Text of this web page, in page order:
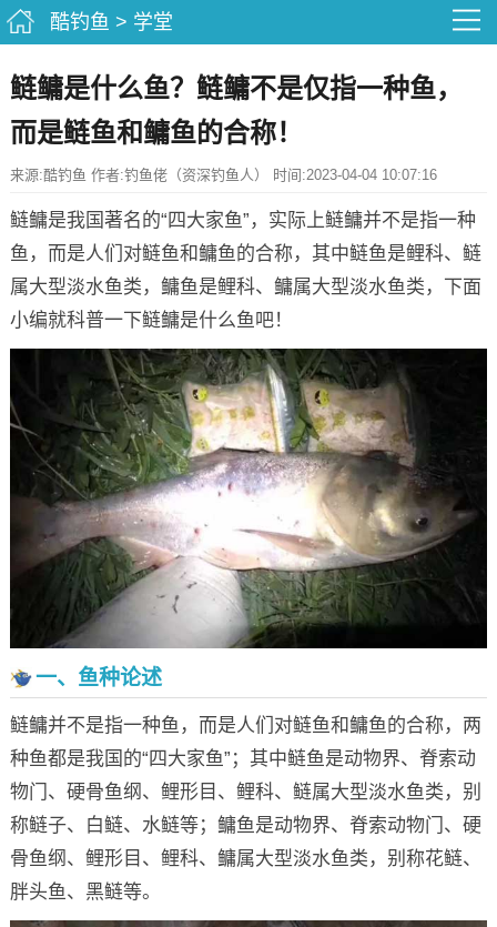
酷钓鱼 > 学堂
鲢鳙是什么鱼？鲢鳙不是仅指一种鱼，
而是鲢鱼和鳙鱼的合称！
来源:酷钓鱼 作者:钓鱼佬（资深钓鱼人） 时间:2023-04-04 10:07:16
鲢鳙是我国著名的“四大家鱼”，实际上鲢鳙并不是指一种
鱼，而是人们对鲢鱼和鳙鱼的合称，其中鲢鱼是鲤科、鲢
属大型淡水鱼类，鳙鱼是鲤科、鳙属大型淡水鱼类，下面
小编就科普一下鲢鳙是什么鱼吧！
一、鱼种论述
鲢鳙并不是指一种鱼，而是人们对鲢鱼和鳙鱼的合称，两
种鱼都是我国的“四大家鱼”；其中鲢鱼是动物界、脊索动
物门、硬骨鱼纲、鲤形目、鲤科、鲢属大型淡水鱼类，别
称鲢子、白鲢、水鲢等；鳙鱼是动物界、脊索动物门、硬
骨鱼纲、鲤形目、鲤科、鳙属大型淡水鱼类，别称花鲢、
胖头鱼、黑鲢等。